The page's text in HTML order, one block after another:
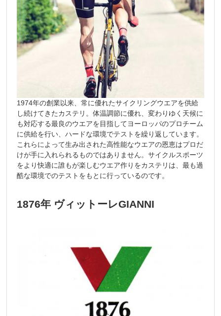
1974年の創業以来、常に優れたサイクリングウエアを供給
し続けてきたカステリ。体温調節に優れ、変わりゆく天候に
も対応する最良のウエアを目指してヨーロッパのプロチーム
に供給を行い、ハードな環境でテストを繰り返しています。
これらによって生み出された高性能なウエアの恩恵はプロだ
けが手に入れられるものではありません。サイクルスポーツ
をより快適に誰もが楽しむウエア作りをカステリは、最も過
酷な環境でのテストをもとに行っているのです。
1876年 ヴィットーレGIANNI